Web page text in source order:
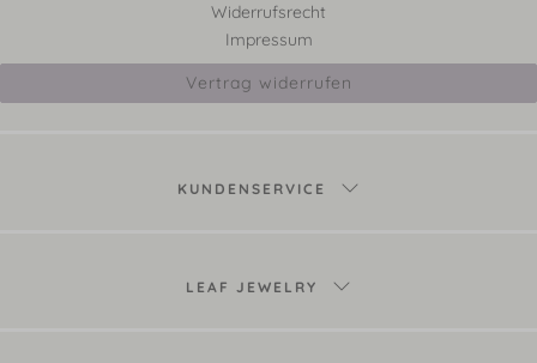
Widerrufsrecht
Impressum
Vertrag widerrufen
KUNDENSERVICE
LEAF JEWELRY